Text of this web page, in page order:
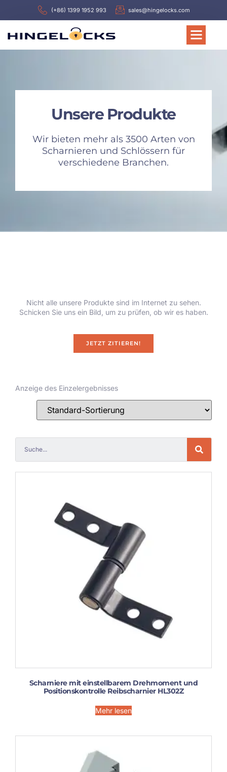
(+86) 1399 1952 993 sales@hingelocks.com
Unsere Produkte
Wir bieten mehr als 3500 Arten von
Scharnieren und Schlössern für
verschiedene Branchen.
Nicht alle unsere Produkte sind im Internet zu sehen.
Schicken Sie uns ein Bild, um zu prüfen, ob wir es haben.
JETZT ZITIEREN!
Anzeige des Einzelergebnisses
Scharniere mit einstellbarem Drehmoment und
Positionskontrolle Reibscharnier HL302Z
Mehr lesen